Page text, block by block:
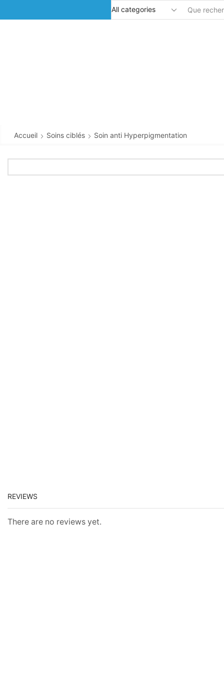
Accueil Soins ciblés Soin anti Hyperpigmentation
REVIEWS
There are no reviews yet.